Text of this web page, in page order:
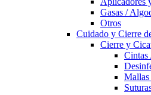
Gasas /
Otros
Cuidado y Cierre
Cierre y
Cintas
Mallas